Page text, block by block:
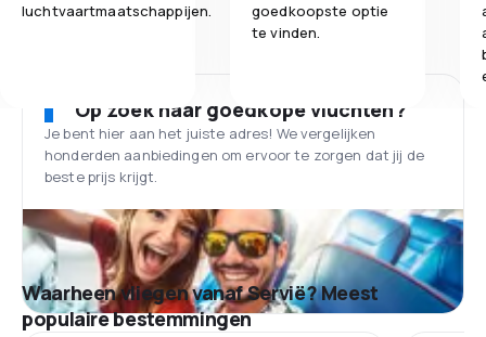
luchtvaartmaatschappijen.
goedkoopste optie
te vinden.
Op zoek naar goedkope vluchten?
Je bent hier aan het juiste adres! We vergelijken
honderden aanbiedingen om ervoor te zorgen dat jij de
beste prijs krijgt.
Waarheen vliegen vanaf Servië? Meest
populaire bestemmingen